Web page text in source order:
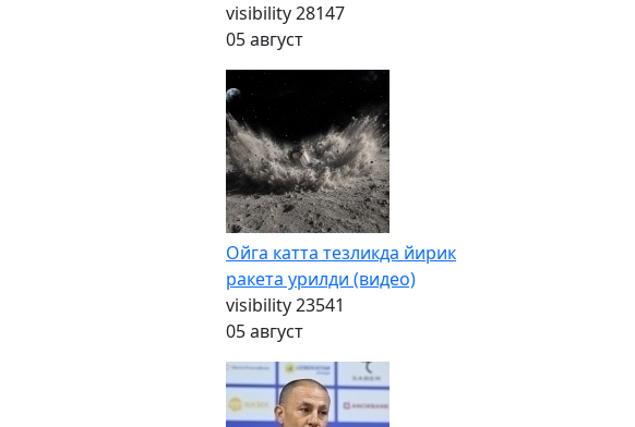
visibility28147
05 август
Ойга катта тезликда йирик
ракета урилди (видео)
visibility23541
05 август